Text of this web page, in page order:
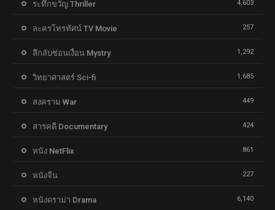
ระทึกขวัญ Thriller 4,603
ละครโทรทัศน์ TV Movie 257
ลึกลับซ่อนเงื่อน Mystry 1,292
วิทยาศาสตร์ Sci-fi 1,685
สงคราม War 449
สารคดี Documentary 424
หนัง NetFlix 861
หนังจีน 227
หนังดราม่า Drama 6,140